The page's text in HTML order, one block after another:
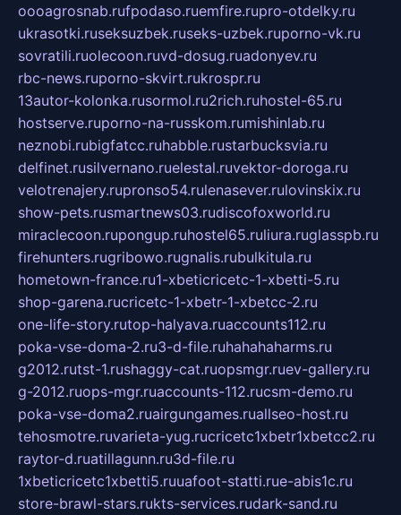
oooagrosnab.rufpodaso.ruemfire.rupro-otdelky.ru
ukrasotki.ruseksuzbek.ruseks-uzbek.ruporno-vk.ru
sovratili.ruolecoon.ruvd-dosug.ruadonyev.ru
rbc-news.ruporno-skvirt.rukrospr.ru
13autor-kolonka.rusormol.ru2rich.ruhostel-65.ru
hostserve.ruporno-na-russkom.rumishinlab.ru
neznobi.rubigfatcc.ruhabble.rustarbucksvia.ru
delfinet.rusilvernano.ruelestal.ruvektor-doroga.ru
velotrenajery.rupronso54.rulenasever.rulovinskix.ru
show-pets.rusmartnews03.rudiscofoxworld.ru
miraclecoon.rupongup.ruhostel65.ruliura.ruglasspb.ru
firehunters.rugribowo.rugnalis.rubulkitula.ru
hometown-france.ru1-xbeticricetc-1-xbetti-5.ru
shop-garena.rucricetc-1-xbetr-1-xbetcc-2.ru
one-life-story.rutop-halyava.ruaccounts112.ru
poka-vse-doma-2.ru3-d-file.ruhahahaharms.ru
g2012.rutst-1.rushaggy-cat.ruopsmgr.ruev-gallery.ru
g-2012.ruops-mgr.ruaccounts-112.rucsm-demo.ru
poka-vse-doma2.ruairgungames.ruallseo-host.ru
tehosmotre.ruvarieta-yug.rucricetc1xbetr1xbetcc2.ru
raytor-d.ruatillagunn.ru3d-file.ru
1xbeticricetc1xbetti5.ruuafoot-statti.rue-abis1c.ru
store-brawl-stars.rukts-services.rudark-sand.ru